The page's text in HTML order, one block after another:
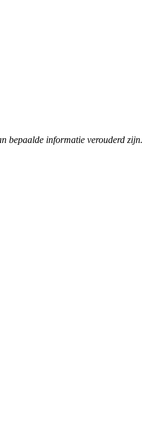
bepaalde informatie verouderd zijn.